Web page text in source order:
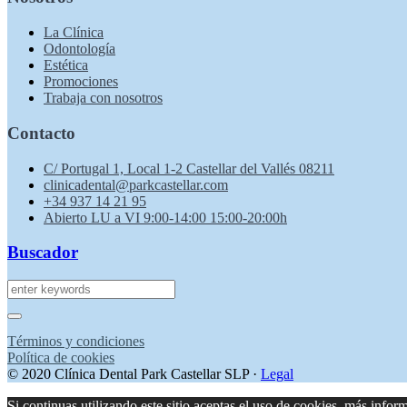
La Clínica
Odontología
Estética
Promociones
Trabaja con nosotros
Contacto
C/ Portugal 1, Local 1-2 Castellar del Vallés 08211
clinicadental@parkcastellar.com
+34 937 14 21 95
Abierto LU a VI 9:00-14:00 15:00-20:00h
Buscador
Términos y condiciones
Política de cookies
© 2020 Clínica Dental Park Castellar SLP · Legal